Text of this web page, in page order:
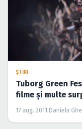
ŞTIRI
Tuborg Green
filme şi multe
17 aug. 2011·Daniela